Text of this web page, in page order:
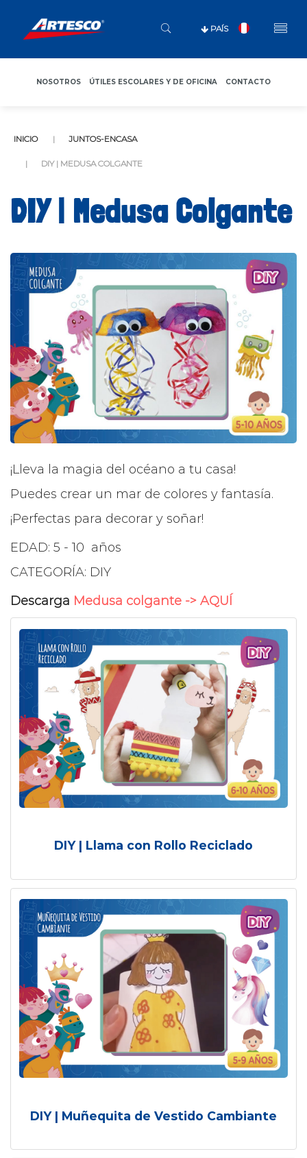
PAÍS
NOSOTROS ÚTILES ESCOLARES Y DE OFICINA CONTACTO
INICIO JUNTOS-ENCASA
DIY | MEDUSA COLGANTE
DIY | Medusa Colgante
¡Lleva la magia del océano a tu casa!
Puedes crear un mar de colores y fantasía.
¡Perfectas para decorar y soñar!
EDAD: 5 - 10 años
CATEGORÍA: DIY
Descarga Medusa colgante -> AQUÍ
DIY | Llama con Rollo Reciclado
DIY | Muñequita de Vestido Cambiante